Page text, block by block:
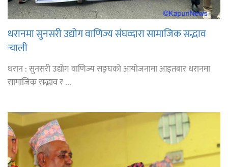
धरानमा सुनसरी उद्योग वाणिज्य संघव्दारा सामाजिक सद्भाव
र्‍याली
धरान : सुनसरी उद्योग वाणिज्य सङ्घको आयोजनामा आइतबार धरानमा
सामाजिक सद्भाव र ...